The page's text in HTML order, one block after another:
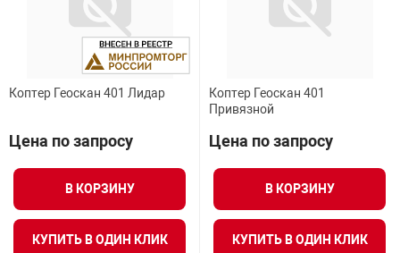
Коптер Геоскан 401 Лидар
Цена по запросу
В КОРЗИНУ
КУПИТЬ В ОДИН КЛИК
Коптер Геоскан 401
Привязной
Цена по запросу
В КОРЗИНУ
КУПИТЬ В ОДИН КЛИК